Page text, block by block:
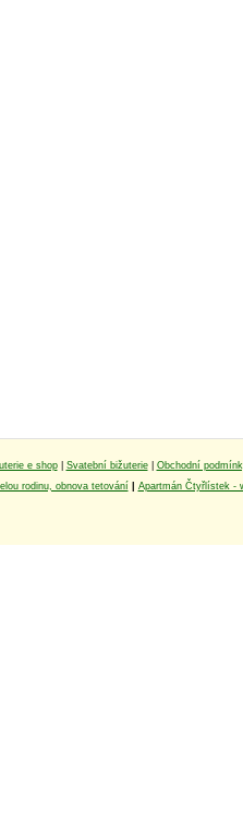
e shop| Svatební bižuterie| Obchodní
rodinu, obnova tetování Apartmán Čtyřlístek -